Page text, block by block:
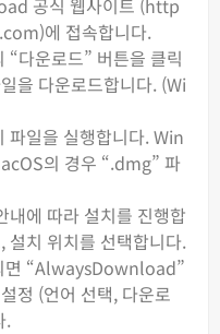
공식 웹사이트 (http
에 접속합니다.
다운로드” 버튼을 클릭
을 다운로드합니다. (Wi
파일을 실행합니다. Win
의 경우 “.dmg” 파
내에 따라 설치를 진행합
설치 위치를 선택합니다.
면 “AlwaysDownload”
정 (언어 선택, 다운로
.